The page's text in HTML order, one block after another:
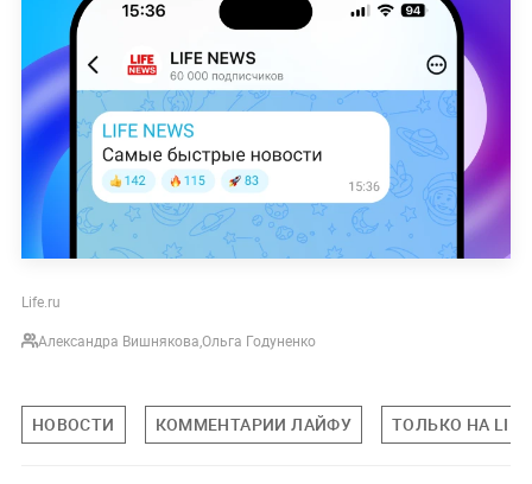
Life.ru
Александра Вишнякова,Ольга Годуненко
НОВОСТИ КОММЕНТАРИИ ЛАЙФУ ТОЛЬКО НА LIFE